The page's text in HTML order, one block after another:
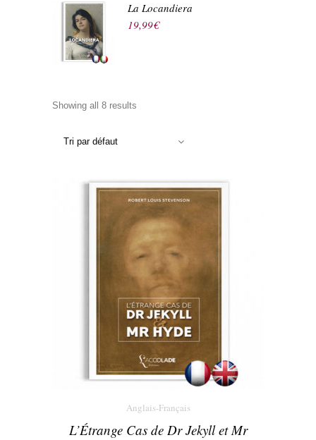
La Locandiera
19,99€
Showing all 8 results
Tri par défaut
Anglais-Français
L’Étrange Cas de Dr Jekyll et Mr